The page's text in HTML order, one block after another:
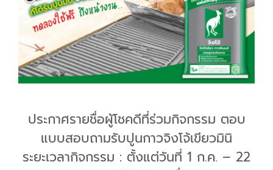
ประกาศรายชื่อผู้โชคดีที่ร่วมกิจกรรม ตอบ
แบบสอบถามรับปูนกาวจิงโจ้เขียวมินิ
ระยะเวลากิจกรรม : ตั้งแต่วันที่ 1 ก.ค. – 22